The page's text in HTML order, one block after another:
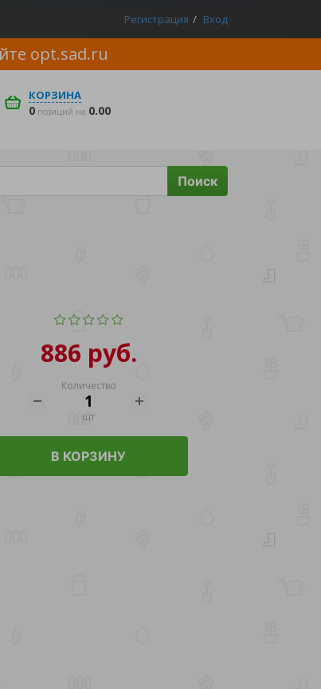
Регистрация Вход
opt.sad.ru
КОРЗИНА
0 позиций на 0.00
Поиск
886 руб.
Количество
шт
В КОРЗИНУ